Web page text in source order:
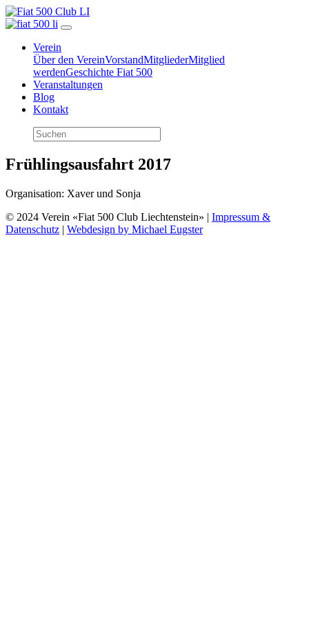
Verein
Über den VereinVorstandMitgliederMitglied
werdenGeschichte Fiat 500
Veranstaltungen
Blog
Kontakt
Frühlingsausfahrt 2017
Organisation: Xaver und Sonja
© 2024 Verein «Fiat 500 Club Liechtenstein» | Impressum &
Datenschutz | Webdesign by Michael Eugster